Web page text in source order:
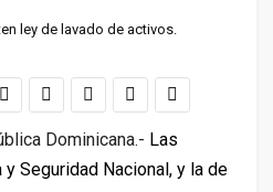
ley de lavado de activos.
Dominicana.- Las
Seguridad Nacional, y la de